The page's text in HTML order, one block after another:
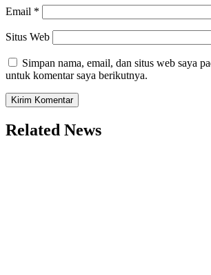
Email *
Situs Web
Simpan nama, email, dan situs web saya
untuk komentar saya berikutnya.
Related News